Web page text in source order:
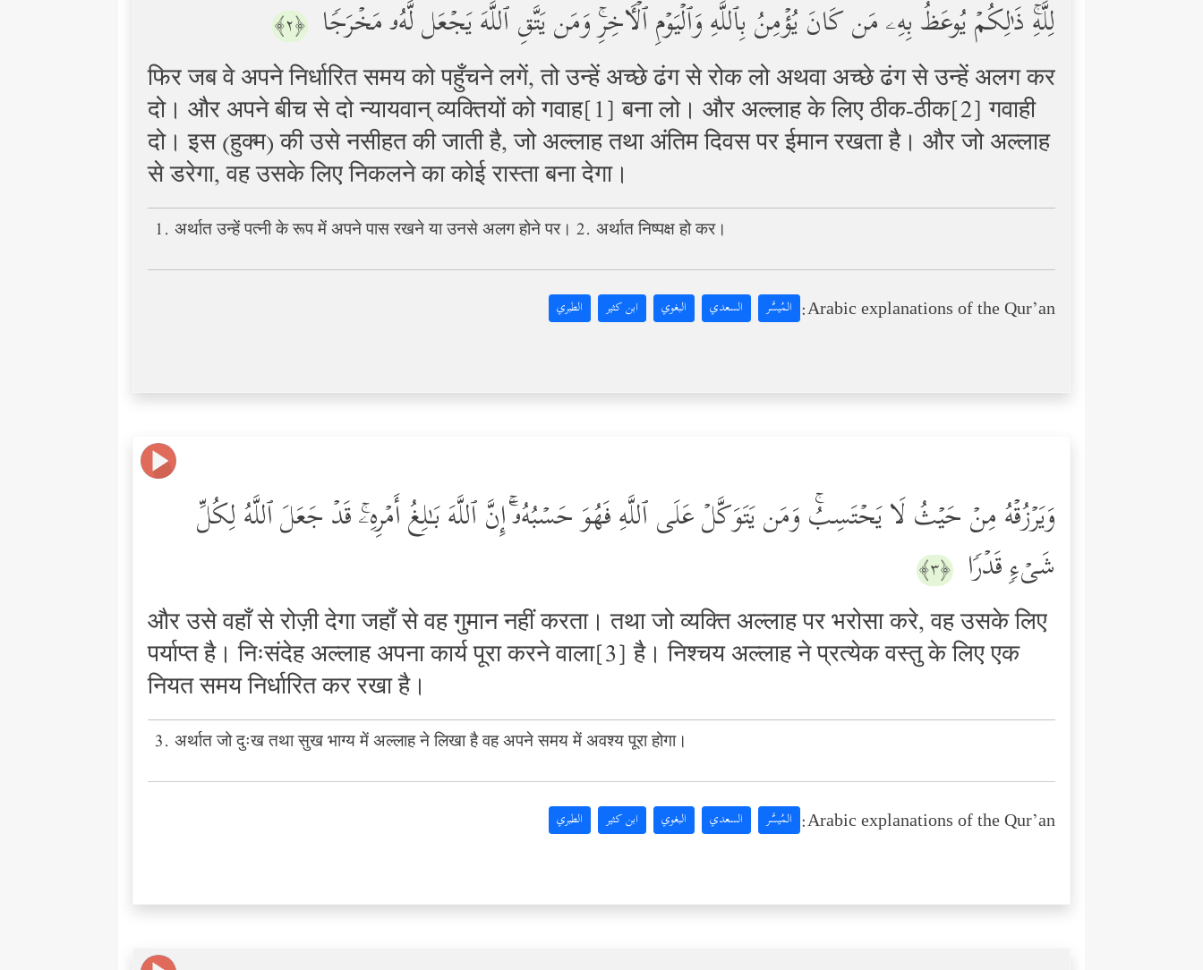
لِلَّهِۚ ذَ ٰ⁠لِكُمۡ یُوعَظُ بِهِۦ مَن كَانَ یُؤۡمِنُ بِٱللَّهِ وَٱلۡیَوۡمِ ٱلۡـَٔاخِرِۚ وَمَن یَتَّقِ ٱللَّهَ یَجۡعَل لَّهُۥ مَخۡرَجࣰا ﴿٢﴾
फिर जब वे अपने निर्धारित समय को पहुँचने लगें, तो उन्हें अच्छे ढंग से रोक लो अथवा अच्छे ढंग से उन्हें अलग कर
दो। और अपने बीच से दो न्यायवान् व्यक्तियों को गवाह[1] बना लो। और अल्लाह के लिए ठीक-ठीक[2] गवाही
दो। इस (हुक्म) की उसे नसीहत की जाती है, जो अल्लाह तथा अंतिम दिवस पर ईमान रखता है। और जो अल्लाह
से डरेगा, वह उसके लिए निकलने का कोई रास्ता बना देगा।
1. अर्थात उन्हें पत्नी के रूप में अपने पास रखने या उनसे अलग होने पर। 2. अर्थात निष्पक्ष हो कर।
Arabic explanations of the Qur’an: المُيسَّر السعدي البغوي ابن كثير الطبري
وَیَرۡزُقۡهُ مِنۡ حَیۡثُ لَا یَحۡتَسِبُۚ وَمَن یَتَوَكَّلۡ عَلَى ٱللَّهِ فَهُوَ حَسۡبُهُۥۤۚ إِنَّ ٱللَّهَ بَـٰلِغُ أَمۡرِهِۦۚ قَدۡ جَعَلَ ٱللَّهُ لِكُلِّ
شَیۡءࣲ قَدۡرࣰا ﴿٣﴾
और उसे वहाँ से रोज़ी देगा जहाँ से वह गुमान नहीं करता। तथा जो व्यक्ति अल्लाह पर भरोसा करे, वह उसके लिए
पर्याप्त है। निःसंदेह अल्लाह अपना कार्य पूरा करने वाला[3] है। निश्चय अल्लाह ने प्रत्येक वस्तु के लिए एक
नियत समय निर्धारित कर रखा है।
3. अर्थात जो दुःख तथा सुख भाग्य में अल्लाह ने लिखा है वह अपने समय में अवश्य पूरा होगा।
Arabic explanations of the Qur’an: المُيسَّر السعدي البغوي ابن كثير الطبري